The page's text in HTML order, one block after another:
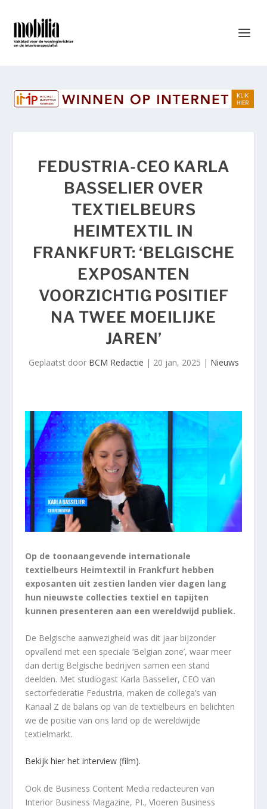
FEDUSTRIA-CEO KARLA
BASSELIER OVER
TEXTIELBEURS
HEIMTEXTIL IN
FRANKFURT: ‘BELGISCHE
EXPOSANTEN
VOORZICHTIG POSITIEF
NA TWEE MOEILIJKE
JAREN’
Geplaatst door BCM Redactie | 20 jan, 2025 | Nieuws
Op de toonaangevende internationale
textielbeurs Heimtextil in Frankfurt hebben
exposanten uit zestien landen vier dagen lang
hun nieuwste collecties textiel en tapijten
kunnen presenteren aan een wereldwijd publiek.
De Belgische aanwezigheid was dit jaar bijzonder
opvallend met een speciale ‘Belgian zone’, waar meer
dan dertig Belgische bedrijven samen een stand
deelden. Met studiogast Karla Basselier, CEO van
sectorfederatie Fedustria, maken de collega’s van
Kanaal Z de balans op van de textielbeurs en belichten
we de positie van ons land op de wereldwijde
textielmarkt.
Bekijk hier het interview (film).
Ook de Business Content Media redacteuren van
Interior Business Magazine, PI., Vloeren Business